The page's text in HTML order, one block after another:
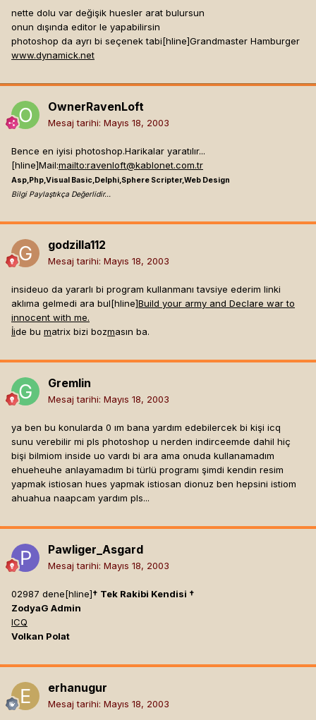
nette dolu var değişik huesler arat bulursun
onun dışında editor le yapabilirsin
photoshop da ayrı bi seçenek tabi[hline]Grandmaster Hamburger
www.dynamick.net
OwnerRavenLoft
Mesaj tarihi: Mayıs 18, 2003
Bence en iyisi photoshop.Harikalar yaratılır...
[hline]Mail:mailto:ravenloft@kablonet.com.tr
Asp,Php,Visual Basic,Delphi,Sphere Scripter,Web Design
Bilgi Paylaştıkça Değerlidir...
godzilla112
Mesaj tarihi: Mayıs 18, 2003
insideuo da yararlı bi program kullanmanı tavsiye ederim linki
aklıma gelmedi ara bul[hline]Build your army and Declare war to
innocent with me.
İide bu matrix bizi bozmasın ba.
Gremlin
Mesaj tarihi: Mayıs 18, 2003
ya ben bu konularda 0 ım bana yardım edebilercek bi kişi icq
sunu verebilir mi pls photoshop u nerden indirceemde dahil hiç
bişi bilmiom inside uo vardı bi ara ama onuda kullanamadım
ehueheuhe anlayamadım bi türlü programı şimdi kendin resim
yapmak istiosan hues yapmak istiosan dionuz ben hepsini istiom
ahuahua naapcam yardım pls...
Pawliger_Asgard
Mesaj tarihi: Mayıs 18, 2003
02987 dene[hline]† Tek Rakibi Kendisi †
ZodyaG Admin
ICQ
Volkan Polat
erhanugur
Mesaj tarihi: Mayıs 18, 2003